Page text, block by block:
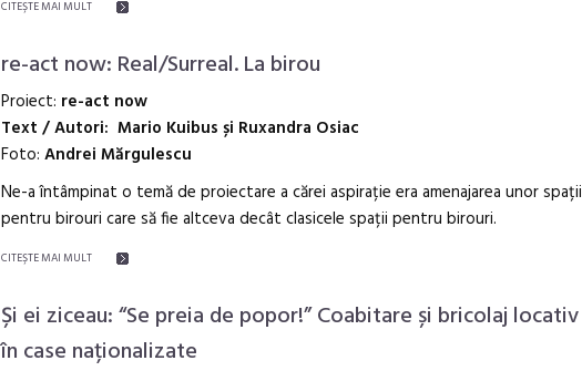
CITEŞTE MAI MULT
re-act now: Real/Surreal. La birou
Proiect: re-act now
Text / Autori: Mario Kuibus și Ruxandra Osiac
Foto: Andrei Mărgulescu
Ne-a întâmpinat o temă de proiectare a cărei aspirație era amenajarea unor spații
pentru birouri care să fie altceva decât clasicele spații pentru birouri.
CITEŞTE MAI MULT
Și ei ziceau: “Se preia de popor!” Coabitare și bricolaj locativ
în case naționalizate